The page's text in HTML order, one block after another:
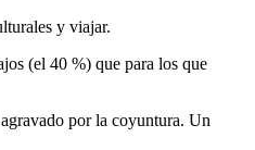
y viajar.
(el 40 %) que para los que
por la coyuntura. Un